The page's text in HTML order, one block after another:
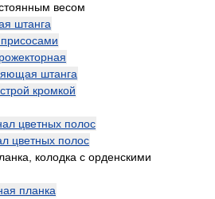
весом
штанга
штанга
кромкой
цветных полос
цветных полос
колодка с орденскими
планка